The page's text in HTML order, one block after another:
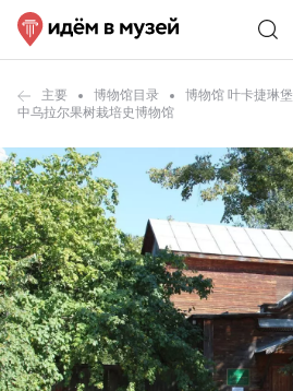
主要 博物馆目录
博物馆 叶卡捷琳堡
中乌拉尔果树栽培史博物馆